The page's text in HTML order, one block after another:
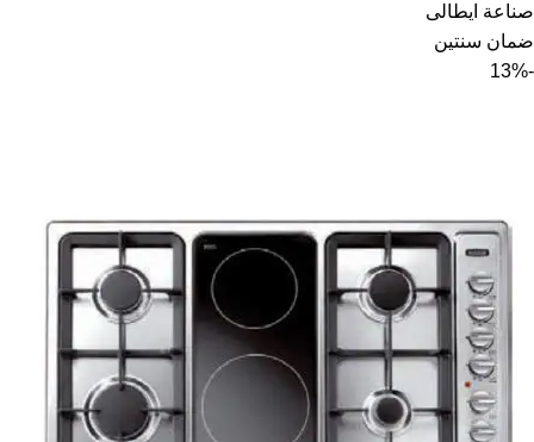
صناعة ايطالى
ضمان سنتين
-13%